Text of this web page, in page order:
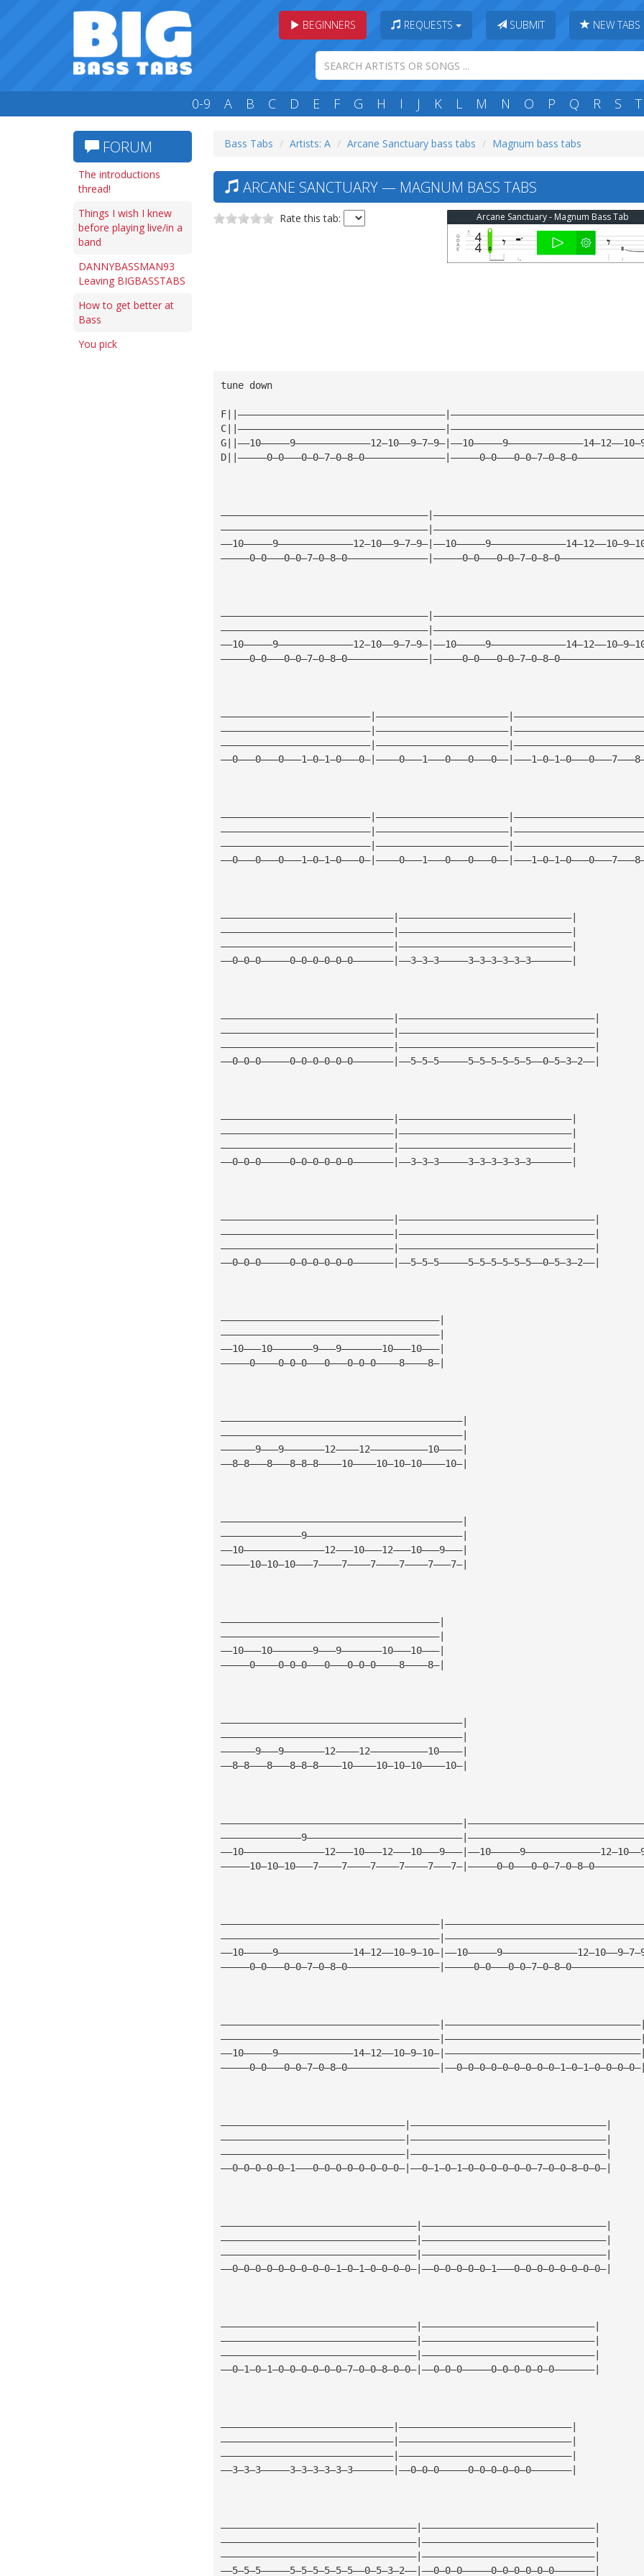
BEGINNERS REQUESTS SUBMIT NEW TABS
0-9 A B C D E F G H I J K L M N O P Q R S T
FORUM
The introductions
thread!
Things I wish I knew
before playing live/in a
band
DANNYBASSMAN93
Leaving BIGBASSTABS
How to get better at
Bass
You pick
Bass Tabs Artists: A Arcane Sanctuary bass tabs Magnum bass tabs
ARCANE SANCTUARY — MAGNUM BASS TABS
Rate this tab: Arcane Sanctuary - Magnum Bass Tab
tune down
——————————————————————————————|——————————————————————————————|
——————————————————————————————|——————————————————————————————|
——————————————————————————————|——————————————————————————————|
——0—0—0—————0—0—0—0—0—0———————|——3—3—3—————3—3—3—3—3—3———————|
——————————————————————————————|——————————————————————————————————|
——————————————————————————————|——————————————————————————————————|
——————————————————————————————|——————————————————————————————————|
——0—0—0—————0—0—0—0—0—0———————|——5—5—5—————5—5—5—5—5—5——0—5—3—2——|
——————————————————————————————|——————————————————————————————|
——————————————————————————————|——————————————————————————————|
——————————————————————————————|——————————————————————————————|
——0—0—0—————0—0—0—0—0—0———————|——3—3—3—————3—3—3—3—3—3———————|
——————————————————————————————|——————————————————————————————————|
——————————————————————————————|——————————————————————————————————|
——————————————————————————————|——————————————————————————————————|
——0—0—0—————0—0—0—0—0—0———————|——5—5—5—————5—5—5—5—5—5——0—5—3—2——|
——————————————————————————————————————|
——————————————————————————————————————|
——10———10———————9———9———————10———10———|
—————0————0—0—0———0———0—0—0————8————8—|
——————————————————————————————————————————|
——————————————————————————————————————————|
——————9———9———————12————12——————————10————|
——8—8———8———8—8—8————10————10—10—10————10—|
——————————————————————————————————————————|
——————————————9———————————————————————————|
——10——————————————12———10———12———10———9———|
—————10—10—10———7————7————7————7————7———7—|
——————————————————————————————————————|
——————————————————————————————————————|
——10———10———————9———9———————10———10———|
—————0————0—0—0———0———0—0—0————8————8—|
——————————————————————————————————————————|
——————————————————————————————————————————|
——————9———9———————12————12——————————10————|
——8—8———8———8—8—8————10————10—10—10————10—|
——————————————————————————————————————|——————————————————————————————————|
——————————————————————————————————————|——————————————————————————————————|
——10—————9—————————————14—12——10—9—10—|——————————————————————————————————|
—————0—0———0—0—7—0—8—0————————————————|——0—0—0—0—0—0—0—0—0—1—0—1—0—0—0—0—|
————————————————————————————————|——————————————————————————————————|
————————————————————————————————|——————————————————————————————————|
————————————————————————————————|——————————————————————————————————|
——0—0—0—0—0—1———0—0—0—0—0—0—0—0—|——0—1—0—1—0—0—0—0—0—0—7—0—0—8—0—0—|
——————————————————————————————————|————————————————————————————————|
——————————————————————————————————|————————————————————————————————|
——————————————————————————————————|————————————————————————————————|
——0—0—0—0—0—0—0—0—0—1—0—1—0—0—0—0—|——0—0—0—0—0—1———0—0—0—0—0—0—0—0—|
——————————————————————————————————|——————————————————————————————|
——————————————————————————————————|——————————————————————————————|
——————————————————————————————————|——————————————————————————————|
——0—1—0—1—0—0—0—0—0—0—7—0—0—8—0—0—|——0—0—0—————0—0—0—0—0—0———————|
——————————————————————————————|——————————————————————————————|
——————————————————————————————|——————————————————————————————|
——————————————————————————————|——————————————————————————————|
——3—3—3—————3—3—3—3—3—3———————|——0—0—0—————0—0—0—0—0—0———————|
——————————————————————————————————|——————————————————————————————|
——————————————————————————————————|——————————————————————————————|
——————————————————————————————————|——————————————————————————————|
——5—5—5—————5—5—5—5—5—5——0—5—3—2——|——0—0—0—————0—0—0—0—0—0———————|